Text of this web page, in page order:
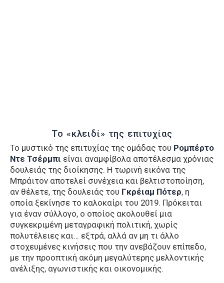
Το «κλειδί» της επιτυχίας
Το μυστικό της επιτυχίας της ομάδας του Ρομπέρτο
Ντε Τσέρμπι είναι αναμφίβολα αποτέλεσμα χρόνιας
δουλειάς της διοίκησης. Η τωρινή εικόνα της
Μπράιτον αποτελεί συνέχεια και βελτιστοποίηση,
αν θέλετε, της δουλειάς του Γκρέιαμ Πότερ, η
οποία ξεκίνησε το καλοκαίρι του 2019. Πρόκειται
για έναν σύλλογο, ο οποίος ακολουθεί μια
συγκεκριμένη μεταγραφική πολιτική, χωρίς
πολυτέλειες και… εξτρά, αλλά αν μη τι άλλο
στοχευμένες κινήσεις που την ανεβάζουν επίπεδο,
με την προοπτική ακόμη μεγαλύτερης μελλοντικής
ανέλιξης, αγωνιστικής και οικονομικής.